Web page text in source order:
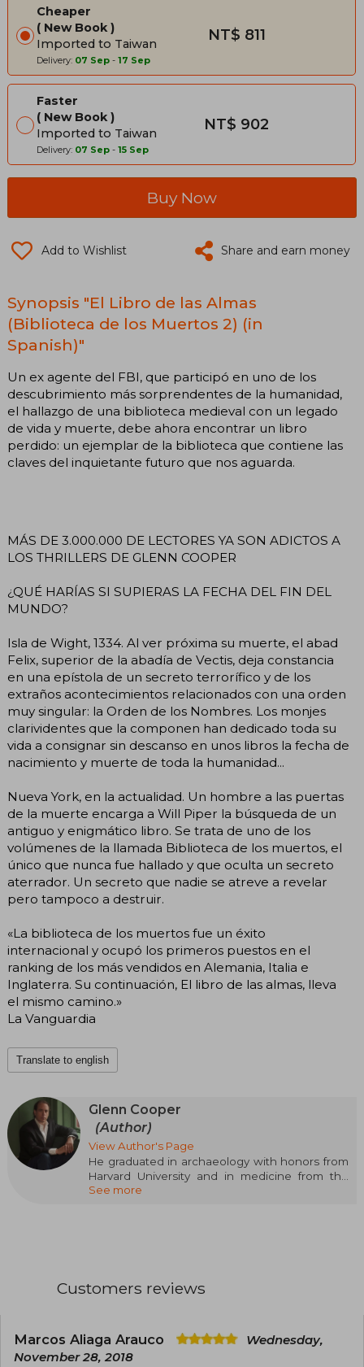
Cheaper
New Book
Imported to Taiwan
Delivery: 07 Sep - 17 Sep
NT$ 811
Faster
New Book
Imported to Taiwan
Delivery: 07 Sep - 15 Sep
NT$ 902
Buy Now
Add to Wishlist Share and earn money
Synopsis "El Libro de las Almas
(Biblioteca de los Muertos 2) (in
Spanish)"
Un ex agente del FBI, que participó en uno de los
descubrimiento más sorprendentes de la humanidad,
el hallazgo de una biblioteca medieval con un legado
de vida y muerte, debe ahora encontrar un libro
perdido: un ejemplar de la biblioteca que contiene las
claves del inquietante futuro que nos aguarda.
MÁS DE 3.000.000 DE LECTORES YA SON ADICTOS A
LOS THRILLERS DE GLENN COOPER
¿QUÉ HARÍAS SI SUPIERAS LA FECHA DEL FIN DEL
MUNDO?
Isla de Wight, 1334. Al ver próxima su muerte, el abad
Felix, superior de la abadía de Vectis, deja constancia
en una epístola de un secreto terrorífico y de los
extraños acontecimientos relacionados con una orden
muy singular: la Orden de los Nombres. Los monjes
clarividentes que la componen han dedicado toda su
vida a consignar sin descanso en unos libros la fecha de
nacimiento y muerte de toda la humanidad...
Nueva York, en la actualidad. Un hombre a las puertas
de la muerte encarga a Will Piper la búsqueda de un
antiguo y enigmático libro. Se trata de uno de los
volúmenes de la llamada Biblioteca de los muertos, el
único que nunca fue hallado y que oculta un secreto
aterrador. Un secreto que nadie se atreve a revelar
pero tampoco a destruir.
«La biblioteca de los muertos fue un éxito
internacional y ocupó los primeros puestos en el
ranking de los más vendidos en Alemania, Italia e
Inglaterra. Su continuación, El libro de las almas, lleva
el mismo camino.»
La Vanguardia
Translate to english
Glenn Cooper
(Author)
View Author's Page
He graduated in archaeology with honors from
Harvard University and in medicine from the
Tufts University School of Medicine. For
The Library of the Dead, which was translated
www.glenncooperbooks.com/es/
See more
Customers reviews
Marcos Aliaga Arauco
Wednesday,
November 28, 2018